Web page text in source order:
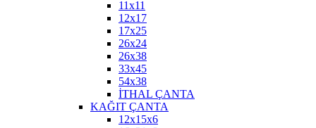
11x11
12x17
17x25
26x24
26x38
33x45
54x38
İTHAL ÇANTA
KAĞIT ÇANTA
12x15x6